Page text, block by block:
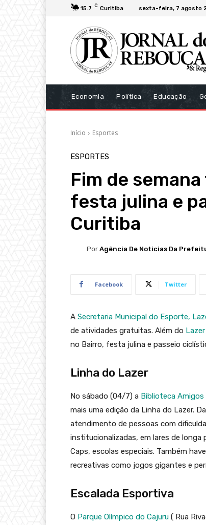
15.7 C Curitiba sexta-feira, 7 agosto
Economia Política Educação
Início Esportes
ESPORTES
Fim de
festa julina e
Curitiba
Por Agência De Noticias Da
Facebook Twitter
A Secretaria Municipal do Esporte,
de atividades gratuitas. Além do
no Bairro, festa julina e passeio
Linha do Lazer
No sábado (04/7) a Biblioteca Amigos
mais uma edição da Linha do Lazer.
atendimento de pessoas com
institucionalizadas, em lares de longa
Caps, escolas especiais. Também
recreativas como jogos gigantes e
Escalada Esportiva
O Parque Olímpico do Cajuru ( Rua